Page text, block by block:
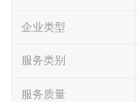
企业类型
服务类别
服务质量